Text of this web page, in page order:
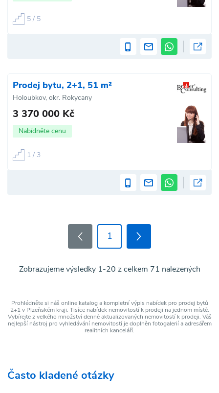
5 / 5
Prodej bytu, 2+1, 51 m²
Holoubkov, okr. Rokycany
3 370 000 Kč
Nabídněte cenu
1 / 3
1
Zobrazujeme výsledky 1-20 z celkem 71 nalezených
Prohlédněte si náš online katalog a kompletní výpis nabídek pro prodej bytů
2+1 v Plzeňském kraji. Tisíce nabídek nemovitostí k prodeji na jednom místě.
Vybírejte z velkého množství denně aktualizovaných nemovitostí k prodeji. Váš
nejlepší nástroj pro vyhledávání nemovitostí je doplněn fotogalerií a adresářem
realitních kanceláří.
Často kladené otázky